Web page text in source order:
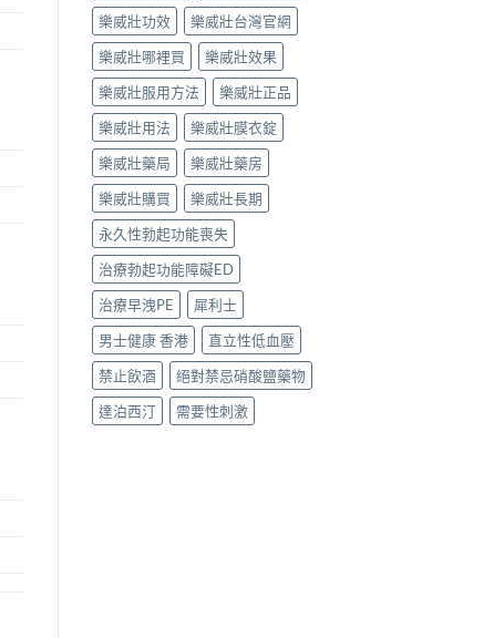
樂威壯功效
樂威壯台灣官網
樂威壯哪裡買
樂威壯效果
樂威壯服用方法
樂威壯正品
樂威壯用法
樂威壯膜衣錠
樂威壯藥局
樂威壯藥房
樂威壯購買
樂威壯長期
永久性勃起功能喪失
治療勃起功能障礙ED
治療早洩PE
犀利士
男士健康 香港
直立性低血壓
禁止飲酒
絕對禁忌硝酸鹽藥物
達泊西汀
需要性刺激